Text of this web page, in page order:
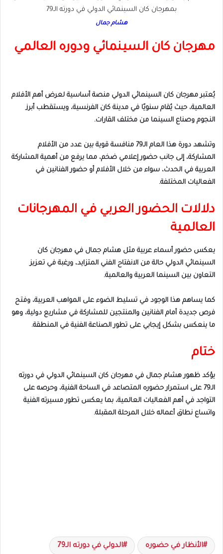
هشام جمال
مهرجان كان السينمائي ودوره العالمي
يُعتبر مهرجان كان السينمائي الدولي منصة أساسية لعرض أهم الأفلام
العالمية، حيث يُقام سنويًا في مدينة كان الفرنسية، ويستقطب أبرز
النجوم وصناع السينما من مختلف القارات.
وتشهد دورة هذا العام الـ79 منافسة قوية بين عدد من الأفلام
المشاركة، إلى جانب حضور إعلامي ضخم، مما يرفع من أهمية المشاركة
العربية في الحدث، سواء من خلال الأفلام أو حضور الفنانين في
الفعاليات المختلفة.
دلالات الحضور العربي في المهرجانات
العالمية
يعكس حضور أسماء عربية مثل هشام جمال في مهرجان كان
السينمائي الدولي حالة من الانفتاح الفني المتزايد، ورغبة في تعزيز
التعاون بين السينما العربية والعالمية.
كما يساهم هذا الوجود في تسليط الضوء على المواهب العربية، وفتح
فرص جديدة أمام الفنانين والمنتجين للمشاركة في مشاريع دولية، وهو
ما ينعكس بشكل إيجابي على تطور الصناعة الفنية في المنطقة.
ختام
يؤكد ظهور هشام جمال في مهرجان كان السينمائي الدولي في دورته
الـ79 على استمرار حضوره المتصاعد في الساحة الفنية، وحرصه على
التواجد في أهم الفعاليات العالمية، بما يعكس تطور مسيرته الفنية
واتساع نطاق أعماله خلال المرحلة المقبلة.
الأنظار في حضوره الدولي في دورته الـ79